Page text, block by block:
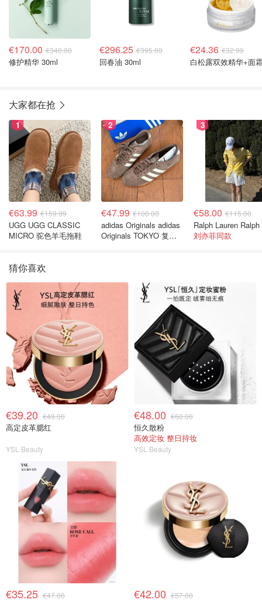
€170.00 €340.00
修护精华 30ml
€296.25 €395.00
回春油 30ml
€24.36 €32.99
白松露双效精华+面
大家都在抢
1
€63.99 €159.99
UGG UGG CLASSIC
MICRO 驼色羊毛拖鞋
2
€47.99 €100.00
adidas Originals adidas
Originals TOKYO 复古
3
€58.00 €115.00
刘亦菲同款
猜你喜欢
€39.20 €49.00
高定皮革腮红
YSL Beauty
€48.00 €60.00
恒久散粉
高效定妆 整日持妆
YSL Beauty
€35.25 €47.00 €42.00 €57.00